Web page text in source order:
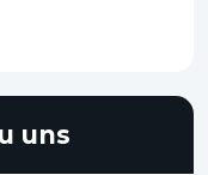
uns